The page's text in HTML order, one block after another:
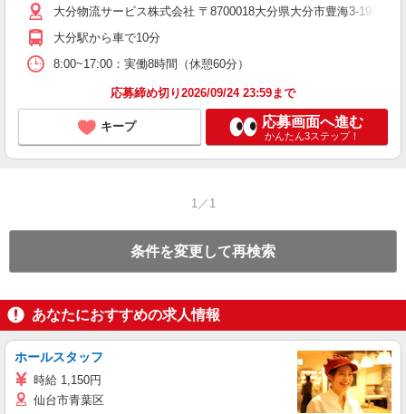
大分物流サービス株式会社 〒8700018大分県大分市豊海3-1994-192
大分駅から車で10分
8:00~17:00：実働8時間（休憩60分）
応募締め切り2026/09/24 23:59まで
キープ 応募画面へ進む
かんたん3ステップ！
1／1
条件を変更して再検索
あなたにおすすめの求人情報
ホールスタッフ
時給 1,150円
仙台市青葉区